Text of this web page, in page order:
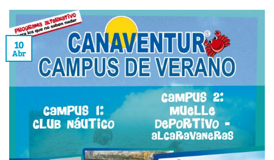
10
Abr